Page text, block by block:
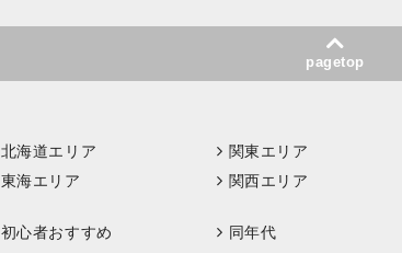
pagetop
北海道エリア 関東エリア
東海エリア
関西エリア
初心者おすすめ 同年代